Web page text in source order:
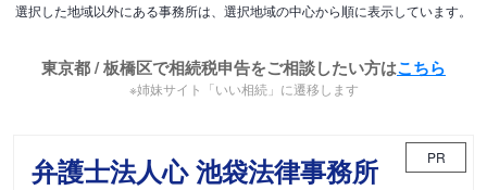
選択した地域以外にある事務所は、選択地域の中心から順に表示しています。
東京都 / 板橋区で相続税申告をご相談したい方はこちら
※姉妹サイト「いい相続」に遷移します
弁護士法人心 池袋法律事務所 PR